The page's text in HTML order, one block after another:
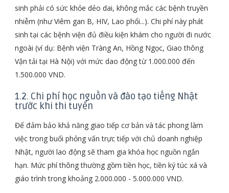
sinh phải có sức khỏe dẻo dai, không mắc các bệnh truyền
nhiễm (như Viêm gan B, HIV, Lao phổi...). Chi phí này phát
sinh tại các bệnh viện đủ điều kiện khám cho người đi nước
ngoài (ví dụ: Bệnh viện Tràng An, Hồng Ngọc, Giao thông
Vận tải tại Hà Nội) với mức dao động từ 1.000.000 đến
1.500.000 VND.
1.2. Chi phí học nguồn và đào tạo tiếng Nhật
trước khi thi tuyển
Để đảm bảo khả năng giao tiếp cơ bản và tác phong làm
việc trong buổi phỏng vấn trực tiếp với chủ doanh nghiệp
Nhật, người lao động sẽ tham gia khóa học nguồn ngắn
hạn. Mức phí thông thường gồm tiền học, tiền ký túc xá và
giáo trình trong khoảng 2.000.000 - 5.000.000 VND.